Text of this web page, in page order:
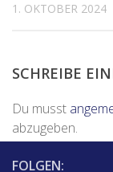
1. OKTOBER 2024
SCHREIBE
Du musst
abzugeben.
FOLGEN: